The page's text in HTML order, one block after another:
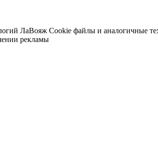
ЛаВояж Cookie файлы и аналогичные
рекламы